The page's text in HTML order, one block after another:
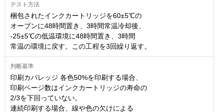
梱包されたインクカートリッジを60±5℃の
オーブンに48時間置き、3時間常温冷却後、
-25±5℃の低温環境に48時間置き、3時間
常温の環境に戻す。この工程を3回繰り返す。
印刷カバレッジ 各色50%を印刷する場合、
印刷ページ数はインクカートリッジの寿命の
2/3を下回っていない。
連続印刷する場合、線や色の欠けによる